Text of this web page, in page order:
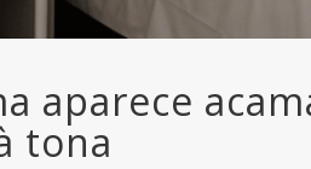
aparece
tona